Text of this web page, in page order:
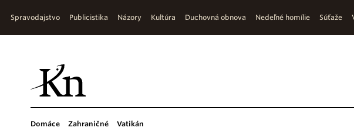
Spravodajstvo Publicistika Názory Kultúra Duchovná obnova Nedeľné homílie Súťaže
Domáce Zahraničné Vatikán